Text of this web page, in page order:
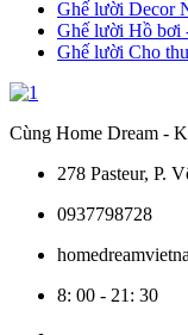
Ghế lười Decor
Ghế lười Hồ bơi
Ghế lười Cho
Cùng Home Dream -
278 Pasteur, P.
0937798728
8: 00 - 21: 30